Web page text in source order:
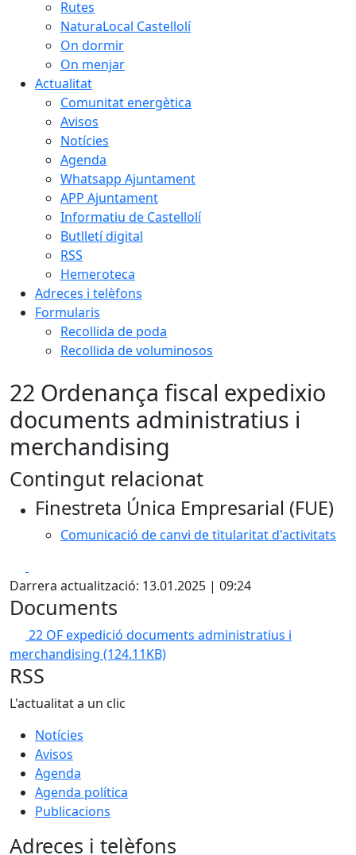
Rutes
NaturaLocal Castellolí
On dormir
On menjar
Actualitat
Comunitat energètica
Avisos
Notícies
Agenda
Whatsapp Ajuntament
APP Ajuntament
Informatiu de Castellolí
Butlletí digital
RSS
Hemeroteca
Adreces i telèfons
Formularis
Recollida de poda
Recollida de voluminosos
22 Ordenança fiscal expedixio
documents administratius i
merchandising
Contingut relacionat
Finestreta Única Empresarial (FUE)
Comunicació de canvi de titularitat d'activitats
Darrera actualització: 13.01.2025 | 09:24
Documents
22 OF expedició documents administratius i
merchandising (124.11KB)
RSS
L'actualitat a un clic
Notícies
Avisos
Agenda
Agenda política
Publicacions
Adreces i telèfons